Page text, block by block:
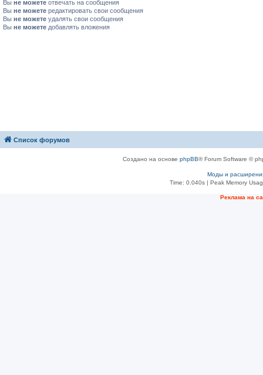
Вы не можете отвечать на сообщения
Вы не можете редактировать свои сообщения
Вы не можете удалять свои сообщения
Вы не можете добавлять вложения
Список форумов
Создано на основе phpBB® Forum Software ©
Моды и
Time: 0.040s| Peak Memory
Рeклама на